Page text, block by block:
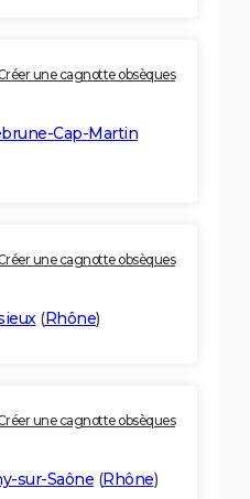
une cagnotte obsèques
Cap-Martin
une cagnotte obsèques
(Rhône)
une cagnotte obsèques
sur-Saône (Rhône)